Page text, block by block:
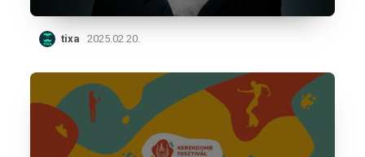
tixa 2025.02.20.